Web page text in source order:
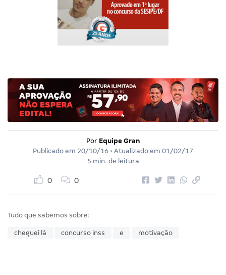
Por Equipe Gran
Publicado em 20/10/16 • Atualizado em 01/02/17
5 min. de leitura
0 0
Tudo que sabemos sobre:
cheguei lá concurso inss e motivação